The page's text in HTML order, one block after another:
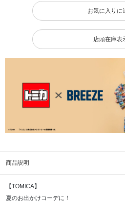
お気に入りに
店頭在庫表
商品説明
【TOMICA】
夏のお出かけコーデに！